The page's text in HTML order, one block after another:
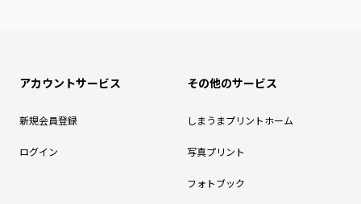
アカウントサービス
新規会員登録
ログイン
その他のサービス
しまうまプリントホーム
写真プリント
フォトブック